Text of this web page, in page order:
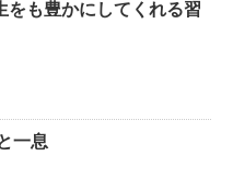
をも豊かにしてくれる習
一息